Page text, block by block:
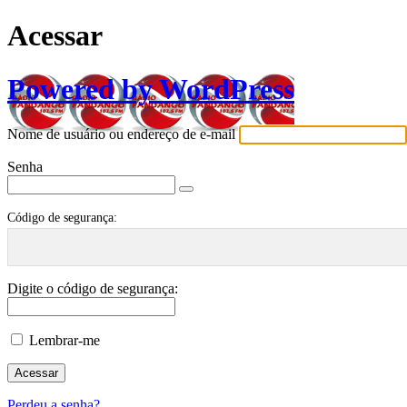
Acessar
Powered by WordPress
Nome de usuário ou endereço de e-mail
Senha
Código de segurança:
Digite o código de segurança:
Lembrar-me